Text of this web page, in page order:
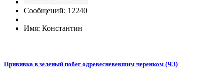
Сообщений: 12240
Имя: Константин
Прививка в зеленый побег одревесневевшим черенком (ЧЗ)